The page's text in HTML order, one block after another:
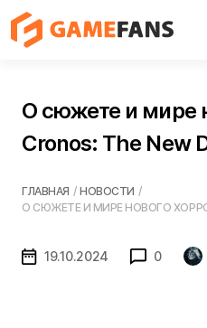
О сюжете и мире
Cronos: The New
ГЛАВНАЯ / НОВОСТИ /
О СЮЖЕТЕ И МИРЕ НОВОГО
19.10.2024 0